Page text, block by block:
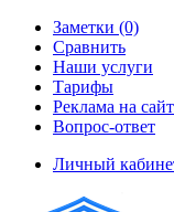
Заметки (0)
Сравнить
Наши услуги
Тарифы
Реклама на
Вопрос-ответ
Личный